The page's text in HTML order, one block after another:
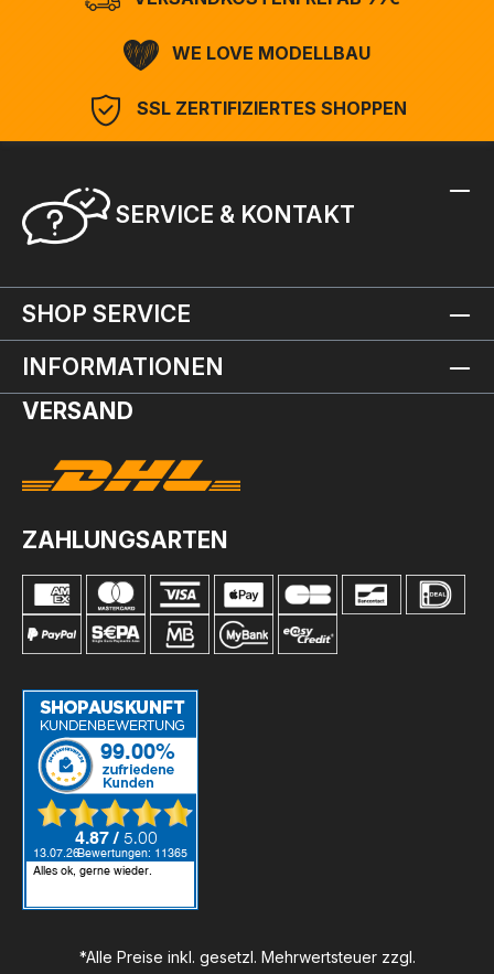
WE LOVE MODELLBAU
SSL ZERTIFIZIERTES SHOPPEN
SERVICE & KONTAKT
SHOP SERVICE
INFORMATIONEN
VERSAND
ZAHLUNGSARTEN
*Alle Preise inkl. gesetzl. Mehrwertsteuer zzgl.